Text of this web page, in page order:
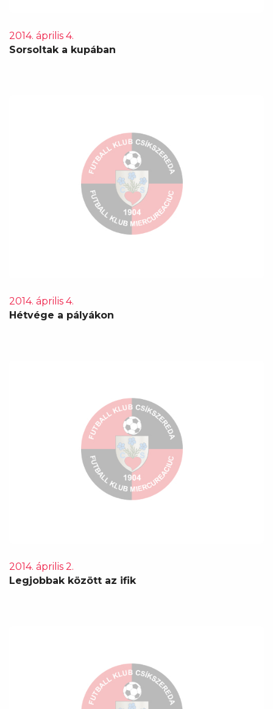
2014. április 4.
Sorsoltak a kupában
2014. április 4.
Hétvége a pályákon
2014. április 2.
Legjobbak között az ifik